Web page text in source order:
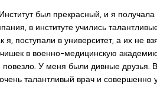
был прекрасный, и я
в институте учились
я, поступали в университет, а их не
в военно-медицинскую
повезло. У меня были дивные друзья.
талантливый врач и совершенно